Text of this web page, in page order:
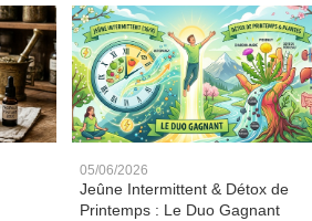
Solutions Naturelles
05/06/2026
Jeûne Intermittent & Détox de
Printemps : Le Duo Gagnant